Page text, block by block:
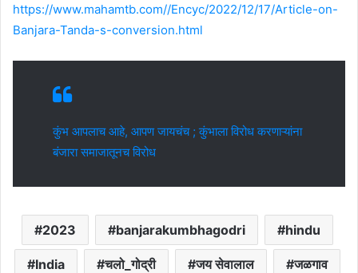
https://www.mahamtb.com//Encyc/2022/12/17/Article-on-
Banjara-Tanda-s-conversion.html
कुंभ आपलाच आहे, आपण जायचंच ; कुंभाला विरोध करणाऱ्यांना
बंजारा समाजातूनच विरोध
2023 banjarakumbhagodri hindu
India चलो_गोद्री जय सेवालाल जळगाव